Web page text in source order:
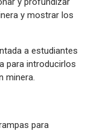
y mostrar los
a estudiantes
para introducirlos
minera.
para